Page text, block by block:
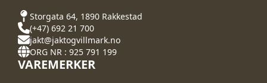
Storgata 64, 1890 Rakkestad
(+47) 692 21 700
jakt@jaktogvillmark.no
ORG NR : 925 791 199
VAREMERKER